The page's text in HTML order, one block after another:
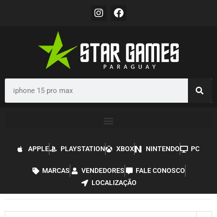
APPLE PLAYSTATION XBOX NINTENDO PC
MARCAS VENDEDORES
FALE CONOSCO
LOCALIZAÇÃO